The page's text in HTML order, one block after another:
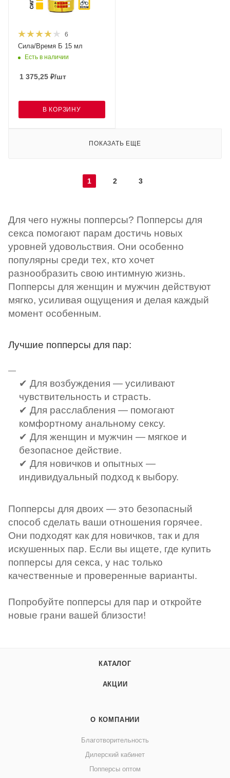
6
Сила/Время Б 15 мл
Есть в наличии
1 375,25 ₽/шт
В КОРЗИНУ
ПОКАЗАТЬ ЕЩЕ
1 2 3
Для чего нужны попперсы? Попперсы для
секса помогают парам достичь новых
уровней удовольствия. Они особенно
популярны среди тех, кто хочет
разнообразить свою интимную жизнь.
Попперсы для женщин и мужчин действуют
мягко, усиливая ощущения и делая каждый
момент особенным.
Лучшие попперсы для пар:
✔ Для возбуждения — усиливают
чувствительность и страсть.
✔ Для расслабления — помогают
комфортному анальному сексу.
✔ Для женщин и мужчин — мягкое и
безопасное действие.
✔ Для новичков и опытных —
индивидуальный подход к выбору.
Попперсы для двоих — это безопасный
способ сделать ваши отношения горячее.
Они подходят как для новичков, так и для
искушенных пар. Если вы ищете, где купить
попперсы для секса, у нас только
качественные и проверенные варианты.
Попробуйте попперсы для пар и откройте
новые грани вашей близости!
КАТАЛОГ
АКЦИИ
О КОМПАНИИ
Благотворительность
Дилерский кабинет
Попперсы оптом